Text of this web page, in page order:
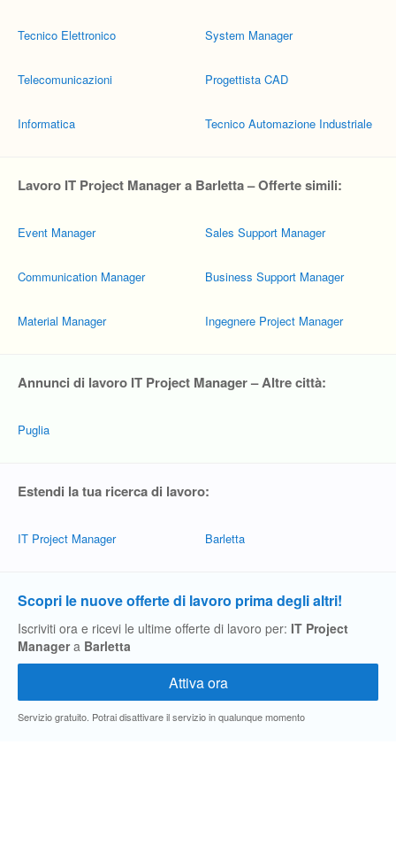
Tecnico Elettronico
Telecomunicazioni
Informatica
System Manager
Progettista CAD
Tecnico Automazione Industriale
Lavoro IT Project Manager a Barletta – Offerte simili:
Event Manager
Communication Manager
Material Manager
Sales Support Manager
Business Support Manager
Ingegnere Project Manager
Annunci di lavoro IT Project Manager – Altre città:
Puglia
Estendi la tua ricerca di lavoro:
IT Project Manager Barletta
Scopri le nuove offerte di lavoro prima degli altri!
Iscriviti ora e ricevi le ultime offerte di lavoro per: IT Project
Managera Barletta
Servizio gratuito. Potrai disattivare il servizio in qualunque momento